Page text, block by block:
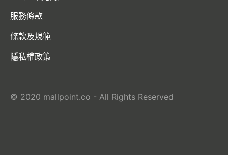
© 2020 mallpoint.co - All Rights Reserved
服務條款
條款及規範
隱私權政策